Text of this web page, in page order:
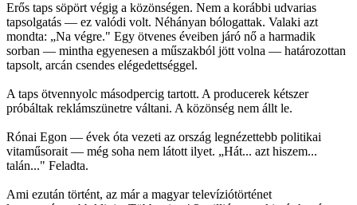
Erős taps söpört végig a közönségen. Nem a korábbi udvarias
tapsolgatás — ez valódi volt. Néhányan bólogattak. Valaki azt
mondta: „Na végre." Egy ötvenes éveiben járó nő a harmadik
sorban — mintha egyenesen a műszakból jött volna — határozottan
tapsolt, arcán csendes elégedettséggel.
A taps ötvennyolc másodpercig tartott. A producerek kétszer
próbáltak reklámszünetre váltani. A közönség nem állt le.
Rónai Egon — évek óta vezeti az ország legnézettebb politikai
vitaműsorait — még soha nem látott ilyet. „Hát... azt hiszem...
talán..." Feladta.
Ami ezután történt, az már a magyar televíziótörténet